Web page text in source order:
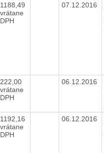
1188,49
vrátane
DPH
07.12.2016
222,00
vrátane
DPH
06.12.2016
1192,16
vrátane
DPH
06.12.2016